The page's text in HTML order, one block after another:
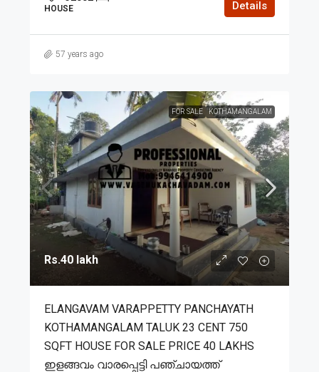
HOUSE Details
57 years ago
FOR SALE KOTHAMANGALAM
Rs.40 lakh
ELANGAVAM VARAPPETTY PANCHAYATH
KOTHAMANGALAM TALUK 23 CENT 750
SQFT HOUSE FOR SALE PRICE 40 LAKHS
ഇളങ്ങവം വാരപ്പെട്ടി പഞ്ചായത്ത്